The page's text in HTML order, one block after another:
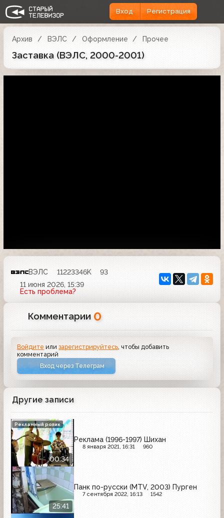
Вход Регистрация
Архив ВЭЛС Оформление Прочее
Заставка (ВЭЛС, 2000-2001)
ВЭЛС 11223346K
93
11 июня 2026, 15:39
Есть проблема?
Комментарии 0
Войдите илизарегистрируйтесь , чтобы добавить
комментарий
Вход через Телеграм
Другие записи
00:34
Реклама (1996-1997) Шихан
8 января 2021, 16:31 960
Рекламный ролик
25:41
Панк по-русски (MTV, 2003) Пурген
7 сентября 2022, 16:13 1542